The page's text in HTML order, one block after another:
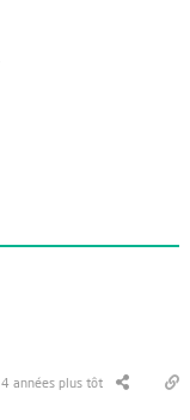
4 années plus tôt